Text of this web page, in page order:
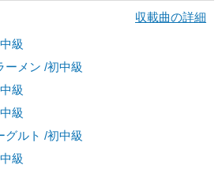
収載曲の詳細
級
ーメン /初中級
級
級
グルト /初中級
級